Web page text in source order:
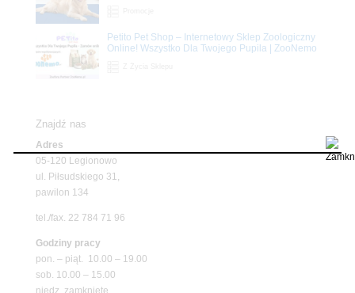
Petito Pet Shop – Internetowy Sklep Zoologiczny
Online! Wszystko Dla Twojego Pupila | ZooNemo
Znajdź nas
Adres
05-120 Legionowo
ul. Piłsudskiego 31,
pawilon 134
tel./fax. 22 784 71 96
Godziny pracy
pon. – piąt. 10.00 – 19.00
sob. 10.00 – 15.00
niedz. zamknięte